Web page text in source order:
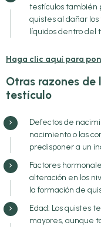
testículos también
quistes al dañar
líquidos dentro del
Haga clic aquí para
Otras razones de
testículo
Defectos de
nacimiento o las
predisponer a un
Factores
alteración en los
la formación de
Edad: Los quistes
mayores, aunque